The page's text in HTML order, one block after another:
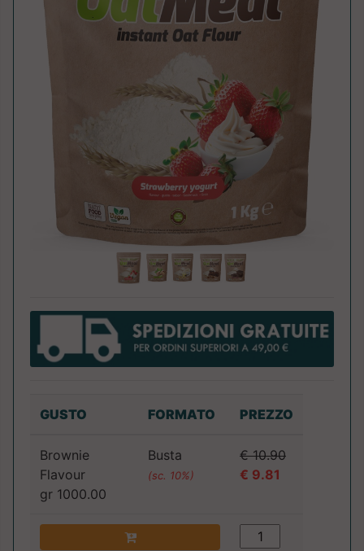
GUSTO FORMATO PREZZO
Brownie
Flavour
gr 1000.00
Busta
(sc. 10%)
€ 10.90
€ 9.81